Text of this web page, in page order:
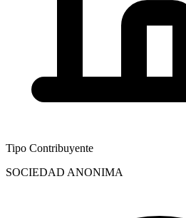
Tipo Contribuyente
SOCIEDAD ANONIMA